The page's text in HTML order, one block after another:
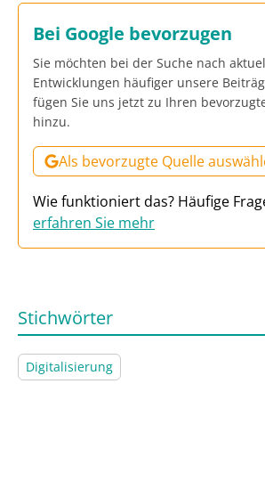
Bei Google bevorzugen
Sie möchten bei der Suche nach
Entwicklungen häufiger unsere
fügen Sie uns jetzt zu Ihren
hinzu.
Als bevorzugte Quelle
Wie funktioniert das? Häufige
erfahren Sie mehr
Stichwörter
Digitalisierung